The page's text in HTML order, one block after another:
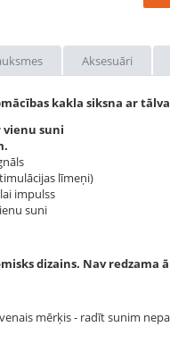
Aksesuāri
kakla siksna ar
vienu suni
līmeņi)
impulss
suni
dizains. Nav redzama
mērķis - radīt sunim